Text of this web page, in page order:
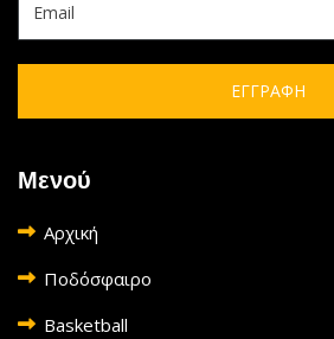
ΕΓΓΡΑΦΗ
Μενού
Αρχική
Ποδόσφαιρο
Basketball